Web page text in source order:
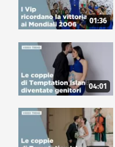
01:36
04:01